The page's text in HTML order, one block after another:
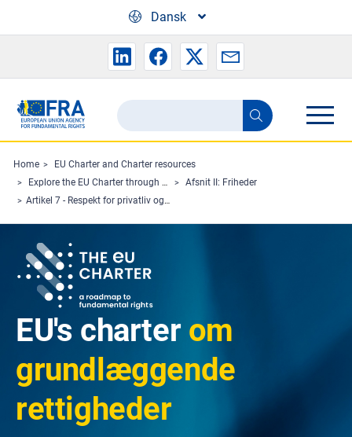
Dansk
Search
the
FRA
website
Search
Home
EU Charter and Charter resources
Explore the EU Charter through Charterpedia
Afsnit II: Friheder
Artikel 7 - Respekt for privatliv og familieliv
EU's charter om
grundlæggende
rettigheder